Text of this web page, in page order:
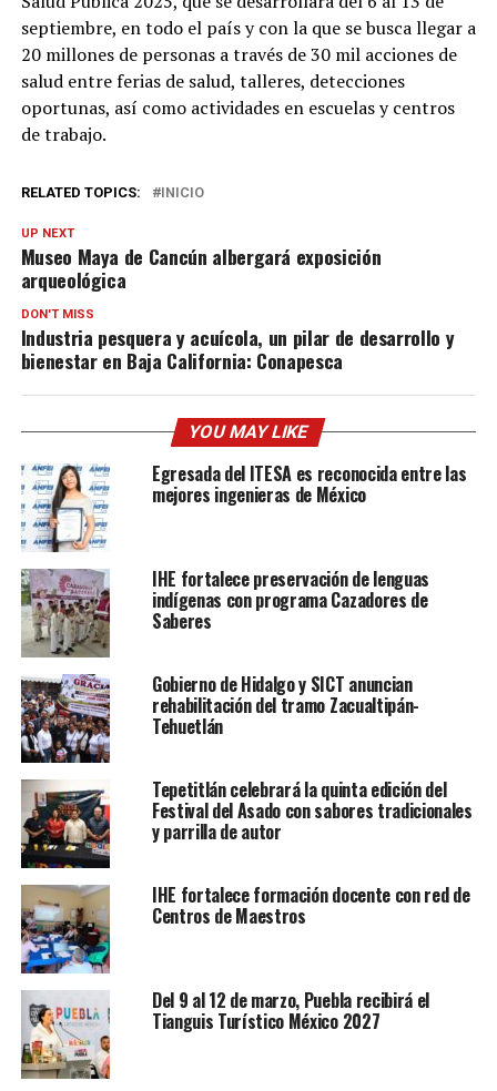
septiembre, en todo el país y con la que se busca llegar a
20 millones de personas a través de 30 mil acciones de
salud entre ferias de salud, talleres, detecciones
oportunas, así como actividades en escuelas y centros
de trabajo.
RELATED TOPICS: INICIO
UP NEXT
Museo Maya de Cancún albergará exposición
arqueológica
DON'T MISS
Industria pesquera y acuícola, un pilar de desarrollo y
bienestar en Baja California: Conapesca
YOU MAY LIKE
Egresada del ITESA es reconocida entre las
mejores ingenieras de México
IHE fortalece preservación de lenguas
indígenas con programa Cazadores de
Saberes
Gobierno de Hidalgo y SICT anuncian
rehabilitación del tramo Zacualtipán-
Tehuetlán
Tepetitlán celebrará la quinta edición del
Festival del Asado con sabores tradicionales
y parrilla de autor
IHE fortalece formación docente con red de
Centros de Maestros
Del 9 al 12 de marzo, Puebla recibirá el
Tianguis Turístico México 2027